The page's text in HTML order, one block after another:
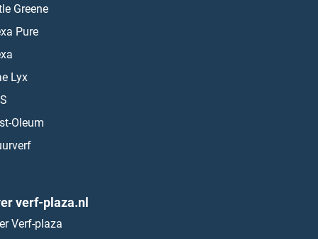
Greene
Pure
Lyx
Oleum
verf-plaza.nl
Verf-plaza